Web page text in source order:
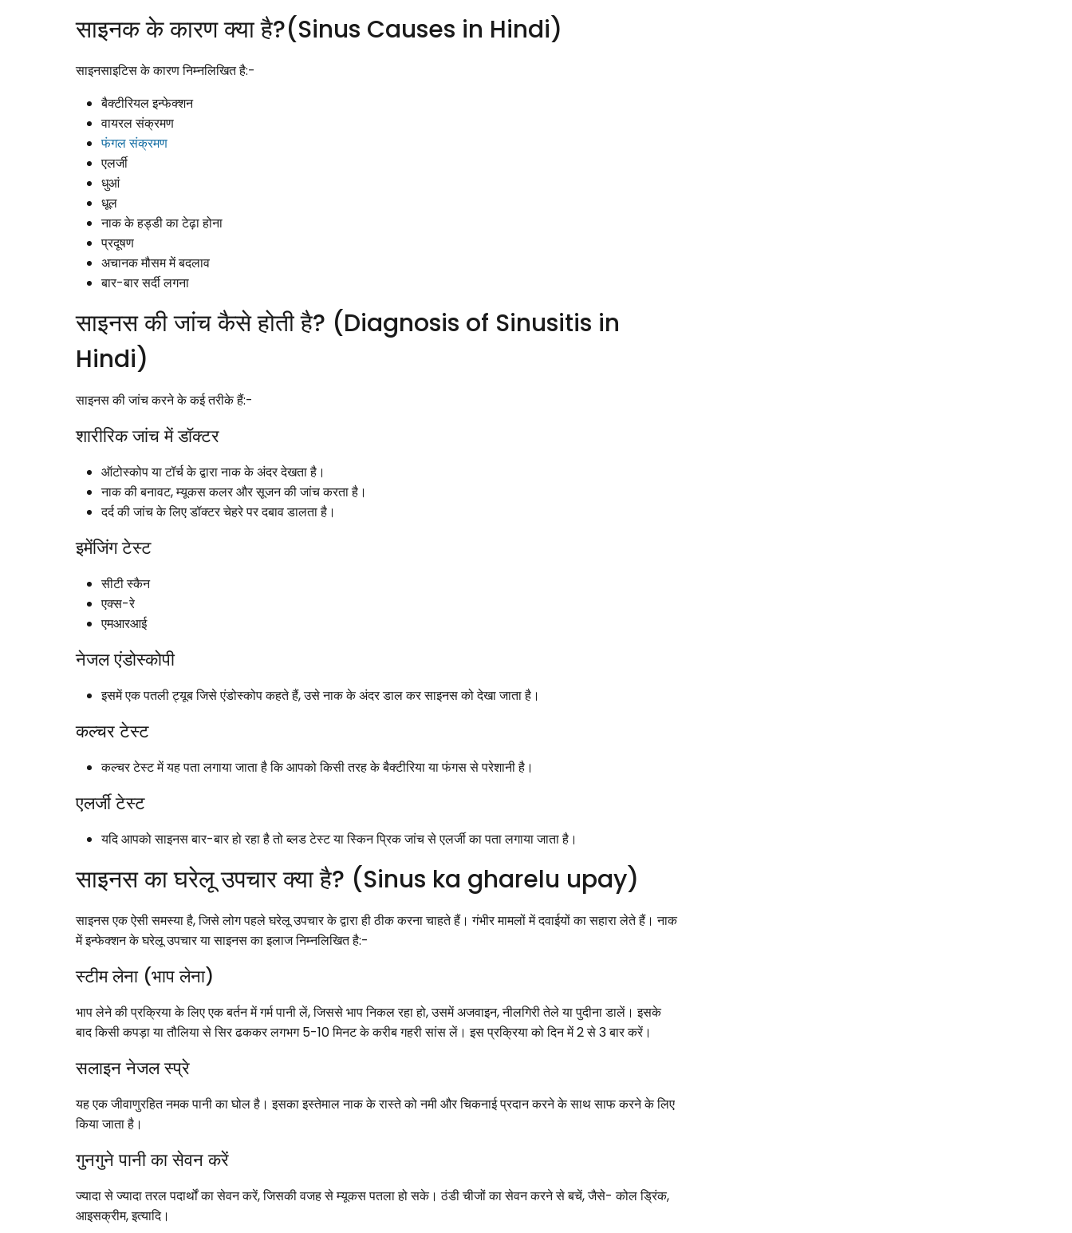
साइनक के कारण क्या है?(Sinus Causes in Hindi)
साइनसाइटिस के कारण निम्नलिखित है:-
बैक्टीरियल इन्फेक्शन
वायरल संक्रमण
फंगल संक्रमण
एलर्जी
धुआं
धूल
नाक के हड्डी का टेढ़ा होना
प्रदूषण
अचानक मौसम में बदलाव
बार-बार सर्दी लगना
साइनस की जांच कैसे होती है? (Diagnosis of Sinusitis in
Hindi)
साइनस की जांच करने के कई तरीके हैं:-
शारीरिक जांच में डॉक्टर
ऑटोस्कोप या टॉर्च के द्वारा नाक के अंदर देखता है।
नाक की बनावट, म्यूकस कलर और सूजन की जांच करता है।
दर्द की जांच के लिए डॉक्टर चेहरे पर दबाव डालता है।
इमेंजिंग टेस्ट
सीटी स्कैन
एक्स-रे
एमआरआई
नेजल एंडोस्कोपी
इसमें एक पतली ट्यूब जिसे एंडोस्कोप कहते हैं, उसे नाक के अंदर डाल कर साइनस को देखा जाता है।
कल्चर टेस्ट
कल्चर टेस्ट में यह पता लगाया जाता है कि आपको किसी तरह के बैक्टीरिया या फंगस से परेशानी है।
एलर्जी टेस्ट
यदि आपको साइनस बार-बार हो रहा है तो ब्लड टेस्ट या स्किन प्रिक जांच से एलर्जी का पता लगाया जाता है।
साइनस का घरेलू उपचार क्या है? (Sinus ka gharelu upay)
साइनस एक ऐसी समस्या है, जिसे लोग पहले घरेलू उपचार के द्वारा ही ठीक करना चाहते हैं। गंभीर मामलों में दवाईयों का सहारा लेते हैं। नाक
में इन्फेक्शन के घरेलू उपचार या साइनस का इलाज निम्नलिखित है:-
स्टीम लेना (भाप लेना)
भाप लेने की प्रक्रिया के लिए एक बर्तन में गर्म पानी लें, जिससे भाप निकल रहा हो, उसमें अजवाइन, नीलगिरी तेले या पुदीना डालें। इसके
बाद किसी कपड़ा या तौलिया से सिर ढककर लगभग 5-10 मिनट के करीब गहरी सांस लें। इस प्रक्रिया को दिन में 2 से 3 बार करें।
सलाइन नेजल स्प्रे
यह एक जीवाणुरहित नमक पानी का घोल है। इसका इस्तेमाल नाक के रास्ते को नमी और चिकनाई प्रदान करने के साथ साफ करने के लिए
किया जाता है।
गुनगुने पानी का सेवन करें
ज्यादा से ज्यादा तरल पदार्थों का सेवन करें, जिसकी वजह से म्यूकस पतला हो सके। ठंडी चीजों का सेवन करने से बचें, जैसे- कोल ड्रिंक,
आइसक्रीम, इत्यादि।